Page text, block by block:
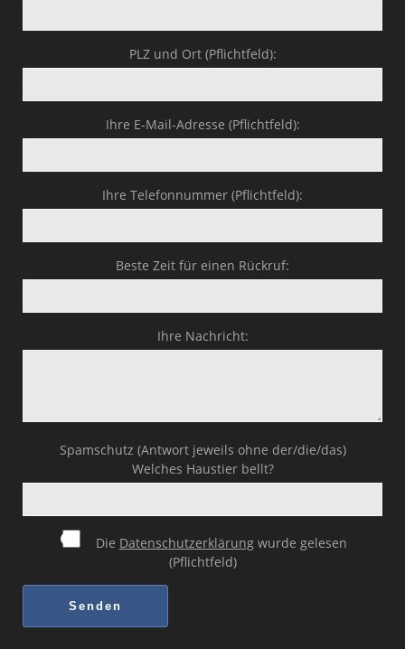
PLZ und Ort (Pflichtfeld):
Ihre E-Mail-Adresse (Pflichtfeld):
Ihre Telefonnummer (Pflichtfeld):
Beste Zeit für einen Rückruf:
Ihre Nachricht:
Spamschutz (Antwort jeweils ohne der/die/das)
Welches Haustier bellt?
Die Datenschutzerklärung wurde gelesen
(Pflichtfeld)